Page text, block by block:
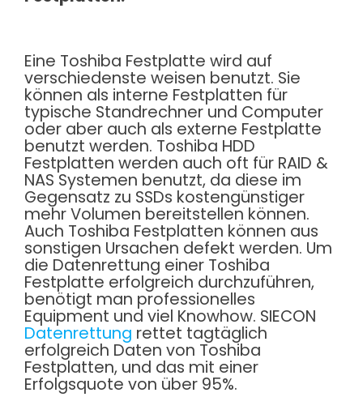
Eine Toshiba Festplatte wird auf
verschiedenste weisen benutzt. Sie
können als interne Festplatten für
typische Standrechner und Computer
oder aber auch als externe Festplatte
benutzt werden. Toshiba HDD
Festplatten werden auch oft für RAID &
NAS Systemen benutzt, da diese im
Gegensatz zu SSDs kostengünstiger
mehr Volumen bereitstellen können.
Auch Toshiba Festplatten können aus
sonstigen Ursachen defekt werden. Um
die Datenrettung einer Toshiba
Festplatte erfolgreich durchzuführen,
benötigt man professionelles
Equipment und viel Knowhow. SIECON
Datenrettung rettet tagtäglich
erfolgreich Daten von Toshiba
Festplatten, und das mit einer
Erfolgsquote von über 95%.